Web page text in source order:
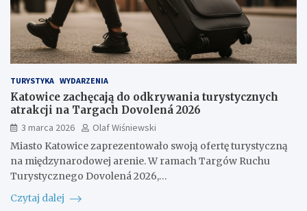
TURYSTYKA WYDARZENIA
Katowice zachęcają do odkrywania turystycznych
atrakcji na Targach Dovolená 2026
3 marca 2026
Olaf Wiśniewski
Miasto Katowice zaprezentowało swoją ofertę turystyczną
na międzynarodowej arenie. W ramach Targów Ruchu
Turystycznego Dovolená 2026,…
Czytaj dalej